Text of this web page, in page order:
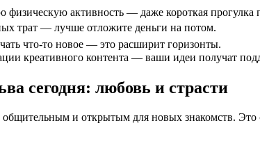
физическую активность — даже короткая прогулка
трат — лучше отложите деньги на потом.
что-то новое — это расширит горизонты.
креативного контента — ваши идеи получат
сегодня: любовь и страсти
общительным и открытым для новых знакомств.